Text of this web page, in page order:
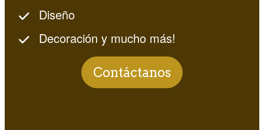
Diseño
Decoración y mucho más!
Contáctanos